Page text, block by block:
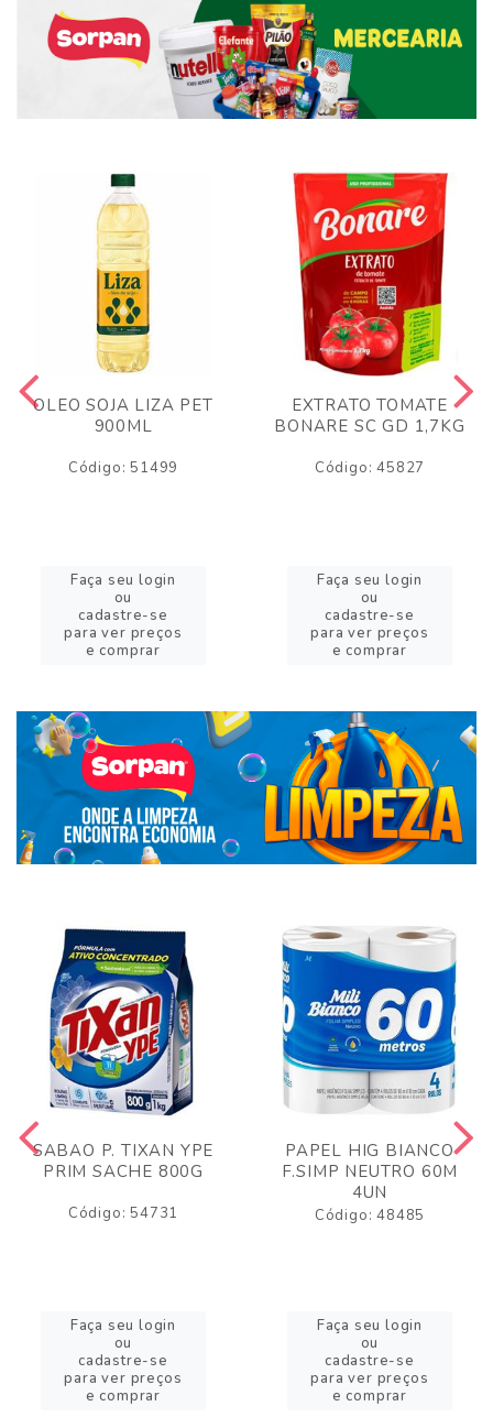
OLEO SOJA LIZA PET
900ML
Código: 51499
Faça seu login
ou
cadastre-se
para ver preços
e comprar
EXTRATO TOMATE
BONARE SC GD 1,7KG
Código: 45827
Faça seu login
ou
cadastre-se
para ver preços
e comprar
SABAO P. TIXAN YPE
PRIM SACHE 800G
Código: 54731
Faça seu login
ou
cadastre-se
para ver preços
e comprar
PAPEL HIG BIANCO
F.SIMP NEUTRO 60M
4UN
Código: 48485
Faça seu login
ou
cadastre-se
para ver preços
e comprar